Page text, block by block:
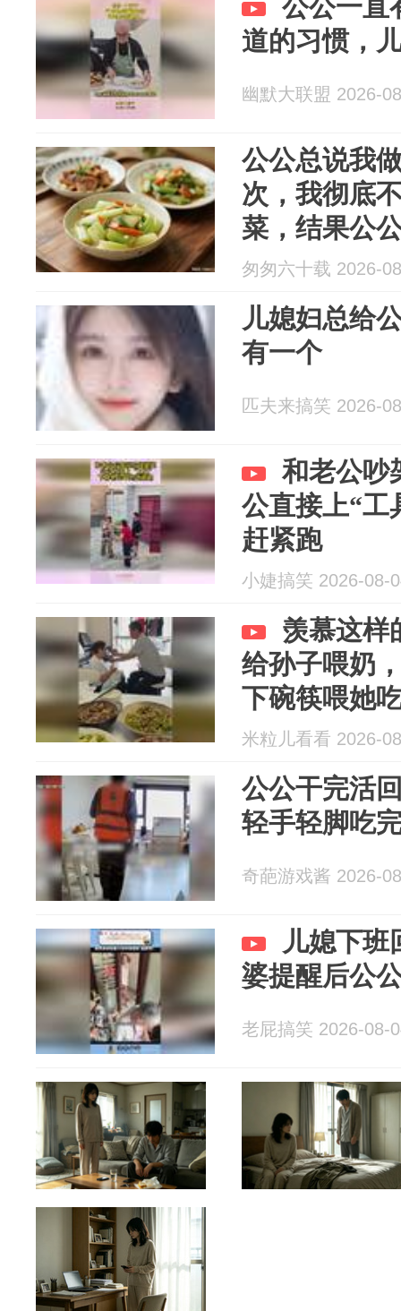
公公一直
道的习惯，
幽默大联盟 2026-
公公总说我
次，我彻底
菜，结果公
有点咸，当
匆匆六十载 2026-
儿媳妇总给
有一个
匹夫来搞笑 2026-
和老公吵
公直接上“工
赶紧跑
小婕搞笑 2026-08-
羡慕这样
给孙子喂奶
下碗筷喂她
米粒儿看看 2026-
公公干完活
轻手轻脚吃
奇葩游戏酱 2026-
儿媳下班
婆提醒后公
老屁搞笑 2026-08-